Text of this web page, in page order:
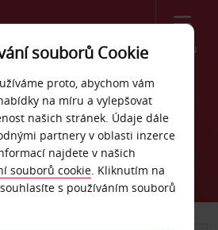
Menu
Puerto
souborů Cookie
proto, abychom vám
na míru a vylepšovat
našich stránek. Údaje dále
partnery v oblasti inzerce
najdete v našich
souborů cookie. Kliknutím na
souhlasíte s používáním souborů